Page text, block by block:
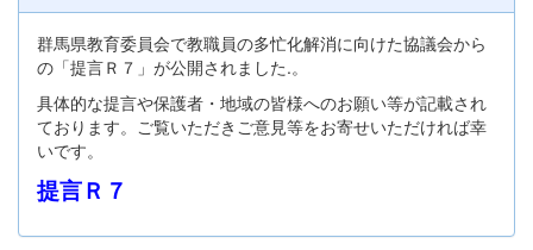
群馬県教育委員会で教職員の多忙化解消に向けた協議会から
の「提言Ｒ７」が公開されました.。
具体的な提言や保護者・地域の皆様へのお願い等が記載され
ております。ご覧いただきご意見等をお寄せいただければ幸
いです。
提言Ｒ７